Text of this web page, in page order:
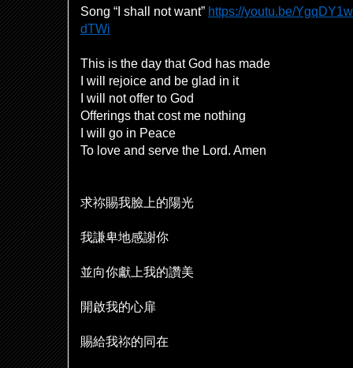
Song “I shall not want” https://youtu.be/
dTWi
This is the day that God has made
I will rejoice and be glad in it
I will not offer to God
Offerings that cost me nothing
I will go in Peace
To love and serve the Lord. Amen
求祢賜我臉上的陽光
我謙卑地感謝你
並向你獻上我的讚美
開啟我的心扉
賜給我祢的同在